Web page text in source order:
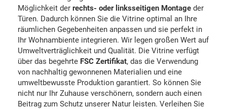
Möglichkeit der rechts- oder linksseitigen Montage der
Türen. Dadurch können Sie die Vitrine optimal an Ihre
räumlichen Gegebenheiten anpassen und sie perfekt in
Ihr Wohnambiente integrieren. Wir legen großen Wert auf
Umweltverträglichkeit und Qualität. Die Vitrine verfügt
über das begehrte FSC Zertifikat, das die Verwendung
von nachhaltig gewonnenen Materialien und eine
umweltbewusste Produktion garantiert. So können Sie
nicht nur Ihr Zuhause verschönern, sondern auch einen
Beitrag zum Schutz unserer Natur leisten. Verleihen Sie